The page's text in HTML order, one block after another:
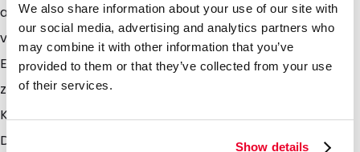
We also share information about your use of our site with
our social media, advertising and analytics partners who
may combine it with other information that you’ve
provided to them or that they’ve collected from your use
of their services.
Show details
als 3 Tonnen CO2 aus der Umwelt auf bevor diese
verarbeitet werden. So ermöglicht die CO2-
Einsparung es Ihnen, Ihren ökologischen Fußabdruck
zu minimieren und einen wichtigen Beitrag zum
Klimaschutz zu leisten. Ein weiterer Vorteil unserer
Druckverschlussbeutel aus Zuckerrohr liegt in ihrer